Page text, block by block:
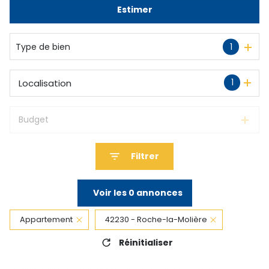
Estimer
Type de bien 1
1
Localisation
Budget
Filtrer
Voir les 0 annonces
Appartement 42230 - Roche-la-Molière
Réinitialiser